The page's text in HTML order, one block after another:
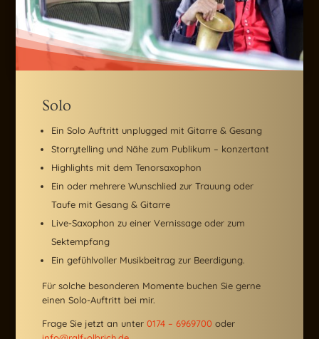
Solo
Ein Solo Auftritt unplugged mit Gitarre & Gesang
Storrytelling und Nähe zum Publikum – konzertant
Highlights mit dem Tenorsaxophon
Ein oder mehrere Wunschlied zur Trauung oder
Taufe mit Gesang & Gitarre
Live-Saxophon zu einer Vernissage oder zum
Sektempfang
Ein gefühlvoller Musikbeitrag zur Beerdigung.
Für solche besonderen Momente buchen Sie gerne
einen Solo-Auftritt bei mir.
Frage Sie jetzt an unter 0174 – 6969700 oder